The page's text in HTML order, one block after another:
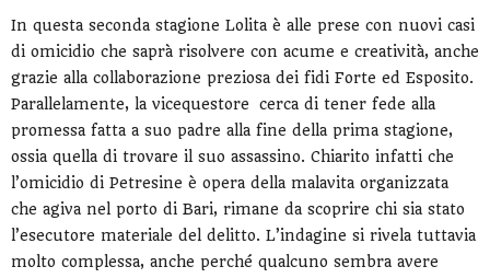
In questa seconda stagione Lolita è alle prese con nuovi casi
di omicidio che saprà risolvere con acume e creatività, anche
grazie alla collaborazione preziosa dei fidi Forte ed Esposito.
Parallelamente, la vicequestore cerca di tener fede alla
promessa fatta a suo padre alla fine della prima stagione,
ossia quella di trovare il suo assassino. Chiarito infatti che
l’omicidio di Petresine è opera della malavita organizzata
che agiva nel porto di Bari, rimane da scoprire chi sia stato
l’esecutore materiale del delitto. L’indagine si rivela tuttavia
molto complessa, anche perché qualcuno sembra avere